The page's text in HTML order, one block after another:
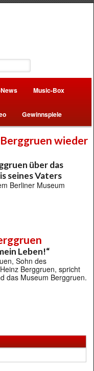
Music-Box
Gewinnspiele
wieder
über das
seines Vaters
Berliner Museum
Leben!“
Sohn des
Berggruen, spricht
das Museum Berggruen.